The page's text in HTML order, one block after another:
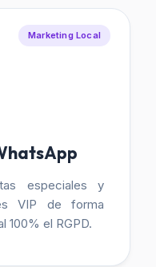
Marketing Local
especiales y
VIP de forma
100% el RGPD.